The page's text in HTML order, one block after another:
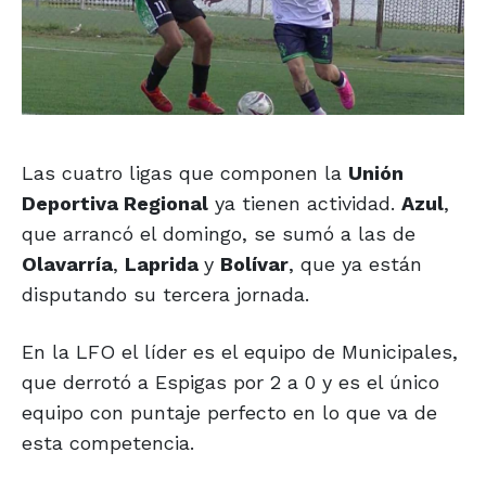
Las cuatro ligas que componen la Unión
Deportiva Regional ya tienen actividad. Azul,
que arrancó el domingo, se sumó a las de
Olavarría, Laprida y Bolívar, que ya están
disputando su tercera jornada.
En la LFO el líder es el equipo de Municipales,
que derrotó a Espigas por 2 a 0 y es el único
equipo con puntaje perfecto en lo que va de
esta competencia.